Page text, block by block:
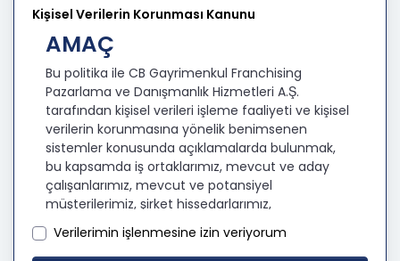
Kişisel Verilerin Korunması Kanunu
AMAÇ
Bu politika ile CB Gayrimenkul Franchising
Pazarlama ve Danışmanlık Hizmetleri A.Ş.
tarafından kişisel verileri işleme faaliyeti ve kişisel
verilerin korunmasına yönelik benimsenen
sistemler konusunda açıklamalarda bulunmak,
bu kapsamda iş ortaklarımız, mevcut ve aday
çalışanlarımız, mevcut ve potansiyel
müşterilerimiz, şirket hissedarlarımız,
ziyaretçilerimiz ve üçüncü kişiler başta olmak
üzer kişisel verileri şirketimiz tarafından işlenen
Verilerimin işlenmesine izin veriyorum